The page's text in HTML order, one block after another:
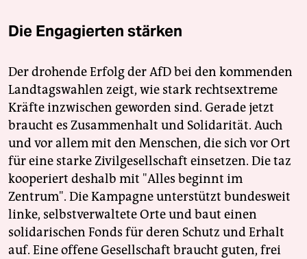
Die Engagierten stärken
Der drohende Erfolg der AfD bei den kommenden
Landtagswahlen zeigt, wie stark rechtsextreme
Kräfte inzwischen geworden sind. Gerade jetzt
braucht es Zusammenhalt und Solidarität. Auch
und vor allem mit den Menschen, die sich vor Ort
für eine starke Zivilgesellschaft einsetzen. Die taz
kooperiert deshalb mit "Alles beginnt im
Zentrum". Die Kampagne unterstützt bundesweit
linke, selbstverwaltete Orte und baut einen
solidarischen Fonds für deren Schutz und Erhalt
auf. Eine offene Gesellschaft braucht guten, frei